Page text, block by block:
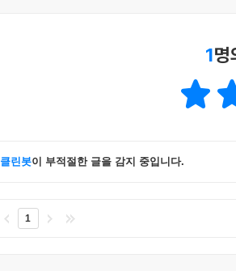
1명
클린봇이 부적절한 글을 감지 중입니다.
1